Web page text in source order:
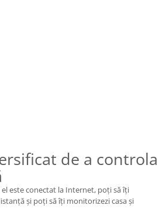
de a controla
este conectat la Internet, poți să îți
și poți să îți monitorizezi casa și